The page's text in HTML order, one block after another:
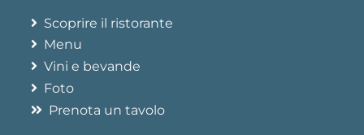
Scoprire il ristorante
Menu
Vini e bevande
Foto
Prenota un tavolo